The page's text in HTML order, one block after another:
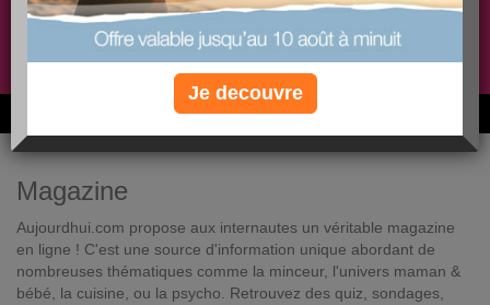
Non, je préfère le régime gratuit
6M de personnes ont maigri et réappris à manger avec nous
Magazine
Aujourdhui.com propose aux internautes un véritable magazine
en ligne ! C'est une source d'information unique abordant de
nombreuses thématiques comme la minceur, l'univers maman &
bébé, la cuisine, ou la psycho. Retrouvez des quiz, sondages,
Je decouvre